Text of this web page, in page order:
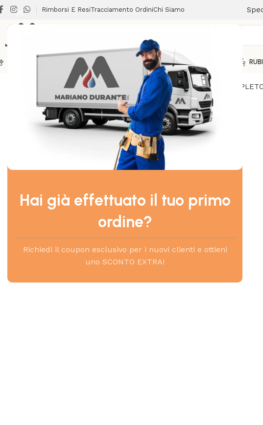
Hai già effettuato il tuo primo
ordine?
Richiedi il coupon esclusivo per i nuovi clienti e ottieni
uno SCONTO EXTRA!
Rimborsi E ResiTracciamento OrdiniChi Siamo
CLIMATIZZAZIONE LAVANDERIA RISCALDAMENTO
RICAMBI E ACCESSORI CASSETTE WC/ COMANDO